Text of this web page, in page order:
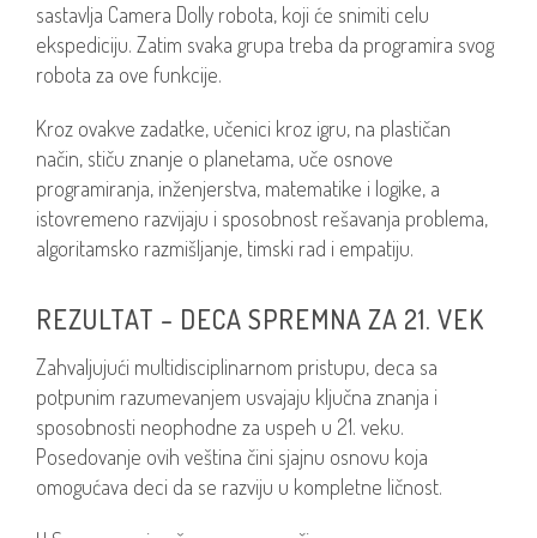
sastavlja Camera Dolly robota, koji će snimiti celu
ekspediciju. Zatim svaka grupa treba da programira svog
robota za ove funkcije.
Kroz ovakve zadatke, učenici kroz igru, na plastičan
način, stiču znanje o planetama, uče osnove
programiranja, inženjerstva, matematike i logike, a
istovremeno razvijaju i sposobnost rešavanja problema,
algoritamsko razmišljanje, timski rad i empatiju.
REZULTAT – DECA SPREMNA ZA 21. VEK
Zahvaljujući multidisciplinarnom pristupu, deca sa
potpunim razumevanjem usvajaju ključna znanja i
sposobnosti neophodne za uspeh u 21. veku.
Posedovanje ovih veština čini sjajnu osnovu koja
omogućava deci da se razviju u kompletne ličnost.